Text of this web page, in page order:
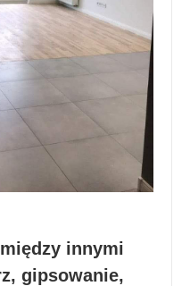
innymi
gipsowanie,